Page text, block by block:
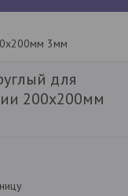
3мм
для
200х200мм